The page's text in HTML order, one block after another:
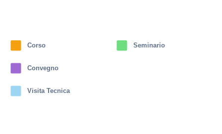
Corso Seminario
Convegno
Visita Tecnica